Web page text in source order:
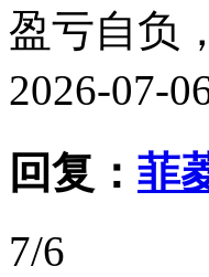
盈亏自负
2026-07-
回复： 菲
7/6